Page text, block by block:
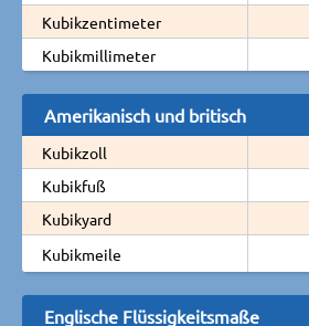
Kubikzentimeter
Kubikmillimeter
Amerikanisch und britisch
Kubikzoll
Kubikfuß
Kubikyard
Kubikmeile
Englische Flüssigkeitsmaße